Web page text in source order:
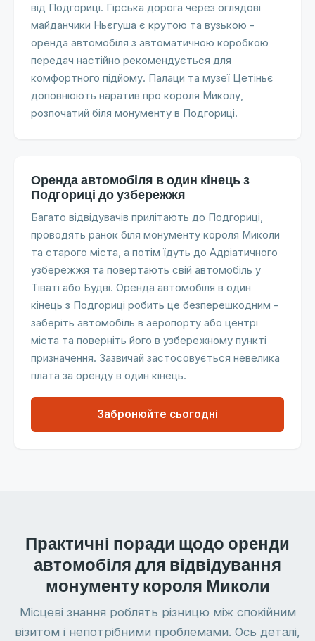
від Подгориці. Гірська дорога через оглядові
майданчики Ньєгуша є крутою та вузькою -
оренда автомобіля з автоматичною коробкою
передач настійно рекомендується для
комфортного підйому. Палаци та музеї Цетіньє
доповнюють наратив про короля Миколу,
розпочатий біля монументу в Подгориці.
Оренда автомобіля в один кінець з
Подгориці до узбережжя
Багато відвідувачів прилітають до Подгориці,
проводять ранок біля монументу короля Миколи
та старого міста, а потім їдуть до Адріатичного
узбережжя та повертають свій автомобіль у
Тіваті або Будві. Оренда автомобіля в один
кінець з Подгориці робить це безперешкодним -
заберіть автомобіль в аеропорту або центрі
міста та поверніть його в узбережному пункті
призначення. Зазвичай застосовується невелика
плата за оренду в один кінець.
Забронюйте сьогодні
Практичні поради щодо оренди
автомобіля для відвідування
монументу короля Миколи
Місцеві знання роблять різницю між спокійним
візитом і непотрібними проблемами. Ось деталі,